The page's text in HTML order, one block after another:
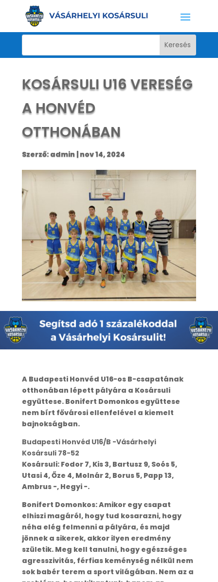
KOSÁRSULI U16 VERESÉG
A HONVÉD
OTTHONÁBAN
Szerző: admin | nov 14, 2024
A Budapesti Honvéd U16-os B-csapatának
otthonában lépett pályára a Kosársuli
együttese. Bonifert Domonkos együttese
nem bírt fővárosi ellenfelével a kiemelt
bajnokságban.
Budapesti Honvéd U16/B -Vásárhelyi
Kosársuli 78-52
Kosársuli: Fodor 7, Kis 3, Bartusz 9, Soós 5,
Utasi 4, Őze 4, Molnár 2, Borus 5, Papp 13,
Ambrus -, Hegyi -.
Bonifert Domonkos: Amikor egy csapat
elhiszi magáról, hogy tud kosarazni, hogy
néha elég felmenni a pályára, és majd
jönnek a sikerek, akkor ilyen eredmény
születik. Meg kell tanulni, hogy egészséges
agresszivitás, férfias keménység nélkül nem
sok babér terem a sport világában. Nem az a